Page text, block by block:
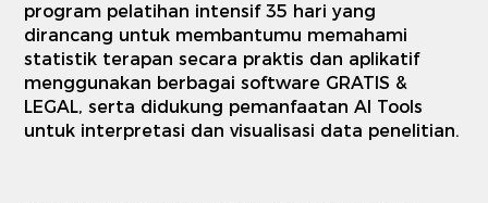
program pelatihan intensif 35 hari yang
dirancang untuk membantumu memahami
statistik terapan secara praktis dan aplikatif
menggunakan berbagai software GRATIS &
LEGAL, serta didukung pemanfaatan AI Tools
untuk interpretasi dan visualisasi data penelitian.